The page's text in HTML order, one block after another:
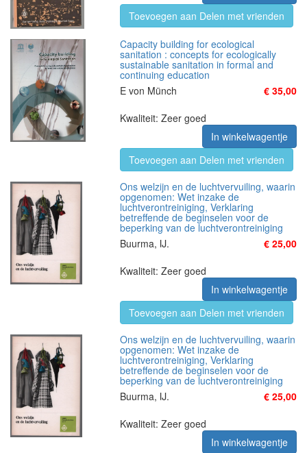
Toevoegen aan Delen met vrienden
Capacity building for ecological
sanitation : concepts for ecologically
sustainable sanitation in formal and
continuing education
E von Münch
€ 35,00
Kwaliteit: Zeer goed
In winkelwagentje
Toevoegen aan Delen met vrienden
Ons welzijn en de luchtvervuiling, waarin
opgenomen: Wet inzake de
luchtverontreiniging, Verklaring
betreffende de beginselen voor de
beperking van de luchtverontreiniging
Buurma, IJ.
€ 25,00
Kwaliteit: Zeer goed
In winkelwagentje
Toevoegen aan Delen met vrienden
Ons welzijn en de luchtvervuiling, waarin
opgenomen: Wet inzake de
luchtverontreiniging, Verklaring
betreffende de beginselen voor de
beperking van de luchtverontreiniging
Buurma, IJ.
€ 25,00
Kwaliteit: Zeer goed
In winkelwagentje